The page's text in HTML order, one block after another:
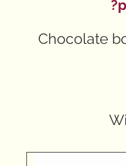
Chocolate